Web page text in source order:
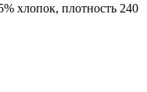
хлопок, плотность 240